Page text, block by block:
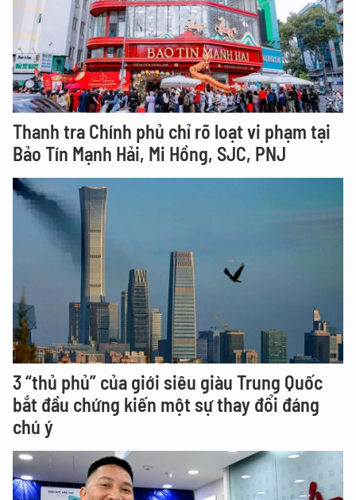
Thanh tra Chính phủ chỉ rõ loạt vi phạm tại
Bảo Tín Mạnh Hải, Mi Hồng, SJC, PNJ
3 “thủ phủ” của giới siêu giàu Trung Quốc
bắt đầu chứng kiến một sự thay đổi đáng
chú ý